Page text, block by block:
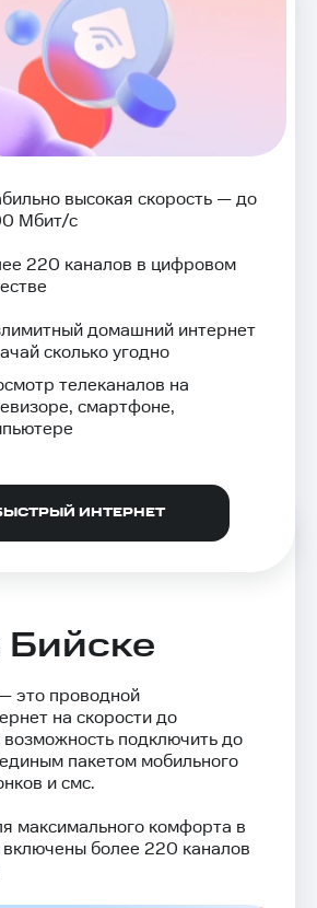
высокая скорость — до
Мбит/с
220 каналов в цифровом
домашний интернет
сколько угодно
телеканалов на
смартфоне,
ИНТЕРНЕТ
это проводной
на скорости до
подключить до
пакетом мобильного
и смс.
максимального комфорта в
более 220 каналов